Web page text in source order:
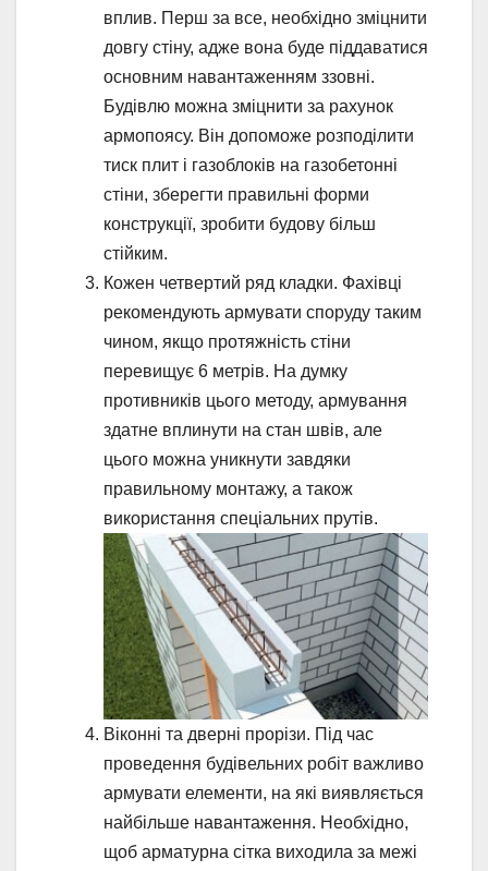
вплив. Перш за все, необхідно зміцнити
довгу стіну, адже вона буде піддаватися
основним навантаженням ззовні.
Будівлю можна зміцнити за рахунок
армопоясу. Він допоможе розподілити
тиск плит і газоблоків на газобетонні
стіни, зберегти правильні форми
конструкції, зробити будову більш
стійким.
Кожен четвертий ряд кладки. Фахівці
рекомендують армувати споруду таким
чином, якщо протяжність стіни
перевищує 6 метрів. На думку
противників цього методу, армування
здатне вплинути на стан швів, але
цього можна уникнути завдяки
правильному монтажу, а також
використання спеціальних прутів.
Віконні та дверні прорізи. Під час
проведення будівельних робіт важливо
армувати елементи, на які виявляється
найбільше навантаження. Необхідно,
щоб арматурна сітка виходила за межі